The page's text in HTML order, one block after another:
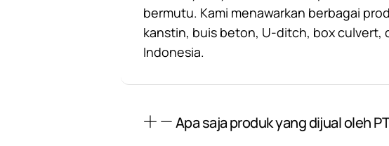
bermutu. Kami menawarkan berbagai
kanstin, buis beton, U-ditch, box culvert,
Indonesia.
Apa saja produk yang dijual oleh